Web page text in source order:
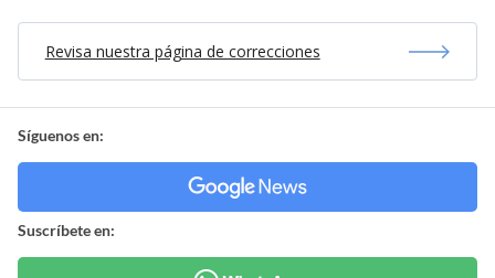
Revisa nuestra página de correcciones
Síguenos en:
Suscríbete en: